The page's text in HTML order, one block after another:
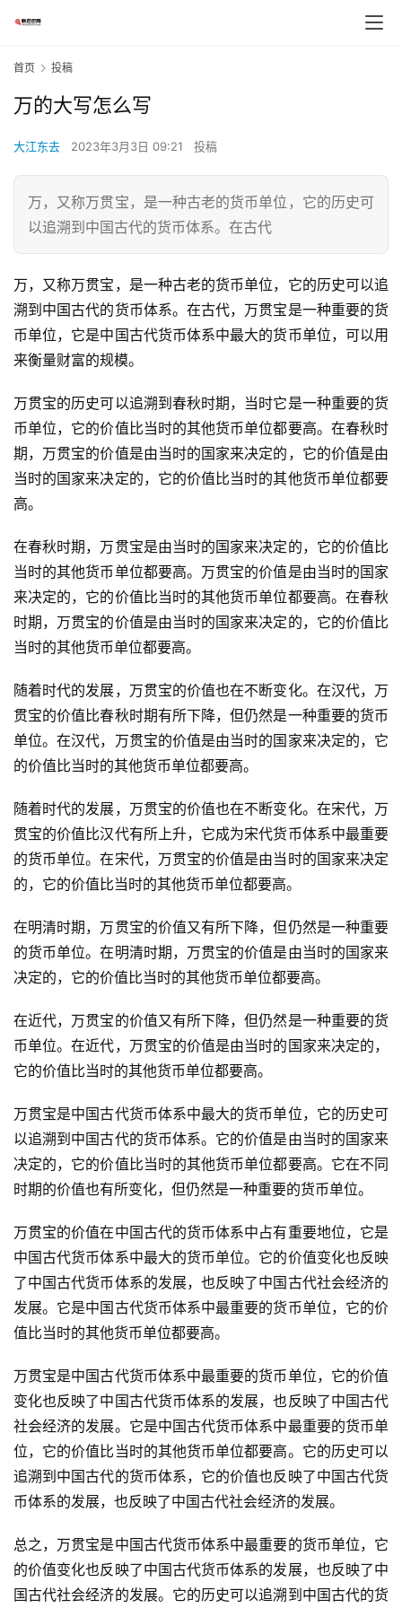
首页 投稿
万的大写怎么写
大江东去 2023年3月3日 09:21 投稿
万，又称万贯宝，是一种古老的货币单位，它的历史可
以追溯到中国古代的货币体系。在古代
万，又称万贯宝，是一种古老的货币单位，它的历史可以追
溯到中国古代的货币体系。在古代，万贯宝是一种重要的货
币单位，它是中国古代货币体系中最大的货币单位，可以用
来衡量财富的规模。
万贯宝的历史可以追溯到春秋时期，当时它是一种重要的货
币单位，它的价值比当时的其他货币单位都要高。在春秋时
期，万贯宝的价值是由当时的国家来决定的，它的价值是由
当时的国家来决定的，它的价值比当时的其他货币单位都要
高。
在春秋时期，万贯宝是由当时的国家来决定的，它的价值比
当时的其他货币单位都要高。万贯宝的价值是由当时的国家
来决定的，它的价值比当时的其他货币单位都要高。在春秋
时期，万贯宝的价值是由当时的国家来决定的，它的价值比
当时的其他货币单位都要高。
随着时代的发展，万贯宝的价值也在不断变化。在汉代，万
贯宝的价值比春秋时期有所下降，但仍然是一种重要的货币
单位。在汉代，万贯宝的价值是由当时的国家来决定的，它
的价值比当时的其他货币单位都要高。
随着时代的发展，万贯宝的价值也在不断变化。在宋代，万
贯宝的价值比汉代有所上升，它成为宋代货币体系中最重要
的货币单位。在宋代，万贯宝的价值是由当时的国家来决定
的，它的价值比当时的其他货币单位都要高。
在明清时期，万贯宝的价值又有所下降，但仍然是一种重要
的货币单位。在明清时期，万贯宝的价值是由当时的国家来
决定的，它的价值比当时的其他货币单位都要高。
在近代，万贯宝的价值又有所下降，但仍然是一种重要的货
币单位。在近代，万贯宝的价值是由当时的国家来决定的，
它的价值比当时的其他货币单位都要高。
万贯宝是中国古代货币体系中最大的货币单位，它的历史可
以追溯到中国古代的货币体系。它的价值是由当时的国家来
决定的，它的价值比当时的其他货币单位都要高。它在不同
时期的价值也有所变化，但仍然是一种重要的货币单位。
万贯宝的价值在中国古代的货币体系中占有重要地位，它是
中国古代货币体系中最大的货币单位。它的价值变化也反映
了中国古代货币体系的发展，也反映了中国古代社会经济的
发展。它是中国古代货币体系中最重要的货币单位，它的价
值比当时的其他货币单位都要高。
万贯宝是中国古代货币体系中最重要的货币单位，它的价值
变化也反映了中国古代货币体系的发展，也反映了中国古代
社会经济的发展。它是中国古代货币体系中最重要的货币单
位，它的价值比当时的其他货币单位都要高。它的历史可以
追溯到中国古代的货币体系，它的价值也反映了中国古代货
币体系的发展，也反映了中国古代社会经济的发展。
总之，万贯宝是中国古代货币体系中最重要的货币单位，它
的价值变化也反映了中国古代货币体系的发展，也反映了中
国古代社会经济的发展。它的历史可以追溯到中国古代的货